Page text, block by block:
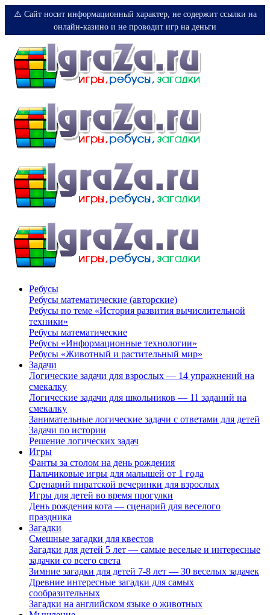
⚠️ Сайт носит информационный характер, не содержит ссылки на
онлайн-казино и не проводит игр на деньги
Ребусы
Ребусы математические (авторские)
Ребусы по теме «История развития вычислительной
техники»
Ребусы математические
Ребусы «Информационные технологии»
Ребусы «Животный и растительный мир»
Задачи
Логические задачи для взрослых — 14 упражнений на
смекалку
Логические задачи для школьников — 11 заданий на
смекалку
Занимательные логические задачи с ответами для детей
Задачи по истории
Решение логических задач
Игры
Фанты за столом на день рождения
Пальчиковые игры для малышей от 1 года
Сценарий пиратской вечеринки для взрослых
Игры для детей во время прогулки
День рождения кота — сценарий для веселого
праздника
Загадки
Смешные загадки для квестов
Загадки для детей 5 лет — самые веселые и интересные
задачки со всего света
Зимние загадки для детей 7-8 лет — 30 веселых задачек
Древние интересные загадки для самых
сообразительных
Загадки на английском языке о животных